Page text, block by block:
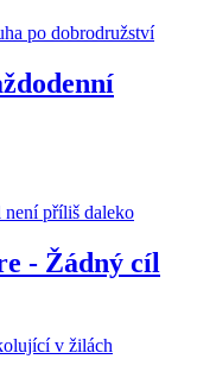
- Žádný cíl